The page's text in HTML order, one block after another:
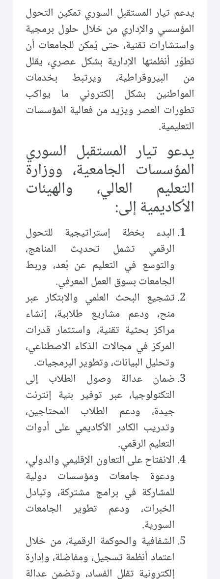
يدعم تيار المستقبل السوري تمكين التحول
المؤسسي والإداري من خلال حلول برمجية
واستشارات تقنية، حتى يُمكن للجامعات أن
تطوّر أنظمتها الإدارية بشكل عصري، يقلل
من البيروقراطية، ويرتبط بخدمات
المواطنين بشكل إلكتروني ما يواكب
تطورات العصر ويزيد من فعالية المؤسسات
التعليمية.
يدعو تيار المستقبل السوري
المؤسسات الجامعية، ووزارة
التعليم العالي، والهيئات
الأكاديمية إلى:
البدء بخطة إستراتيجية للتحول
الرقمي تشمل تحديث المناهج،
والتوسع في التعليم عن بُعد، وربط
الجامعات بسوق العمل المعرفي.
تشجيع البحث العلمي والابتكار عبر
منح، ودعم مشاريع طلابية، إنشاء
مراكز بحثية تقنية، واستثمار قدرات
المركز في مجالات الذكاء الاصطناعي،
وتحليل البيانات، وتطوير البرمجيات.
ضمان عدالة وصول الطلاب إلى
التكنولوجيا، عبر توفير بنية إنترنت
جيدة، ودعم الطلاب المحتاجين،
وتدريب الكادر الأكاديمي على أدوات
التعليم الرقمي.
الانفتاح على التعاون الإقليمي والدولي،
ودعوة جامعات ومؤسسات دولية
للمشاركة في برامج مشتركة، وتبادل
الخبرات، ودعم تطوير الجامعات
السورية.
الشفافية والحوكمة الرقمية، من خلال
اعتماد أنظمة تسجيل، ومفاضلة، وإدارة
إلكترونية تقلل الفساد، وتضمن عدالة